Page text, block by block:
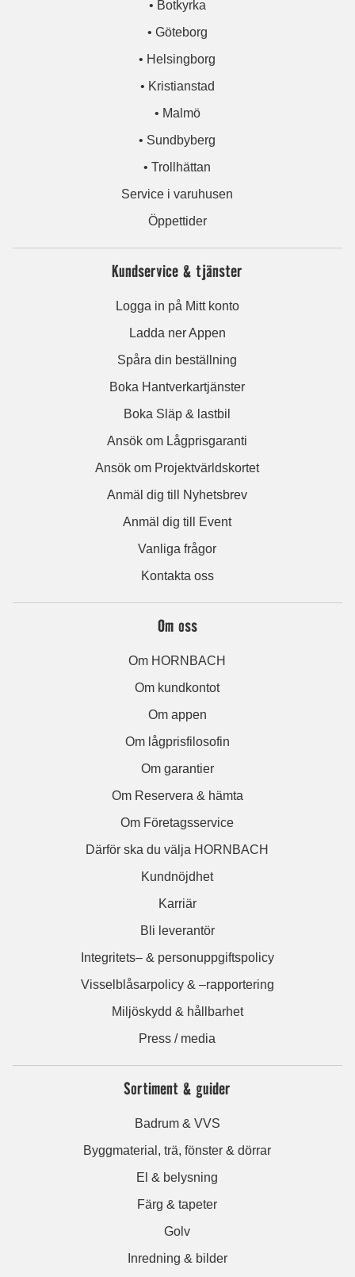
• Botkyrka
• Göteborg
• Helsingborg
• Kristianstad
• Malmö
• Sundbyberg
• Trollhättan
Service i varuhusen
Öppettider
Kundservice & tjänster
Logga in på Mitt konto
Ladda ner Appen
Spåra din beställning
Boka Hantverkartjänster
Boka Släp & lastbil
Ansök om Lågprisgaranti
Ansök om Projektvärldskortet
Anmäl dig till Nyhetsbrev
Anmäl dig till Event
Vanliga frågor
Kontakta oss
Om oss
Om HORNBACH
Om kundkontot
Om appen
Om lågprisfilosofin
Om garantier
Om Reservera & hämta
Om Företagsservice
Därför ska du välja HORNBACH
Kundnöjdhet
Karriär
Bli leverantör
Integritets– & personuppgiftspolicy
Visselblåsarpolicy & –rapportering
Miljöskydd & hållbarhet
Press / media
Sortiment & guider
Badrum & VVS
Byggmaterial, trä, fönster & dörrar
El & belysning
Färg & tapeter
Golv
Inredning & bilder